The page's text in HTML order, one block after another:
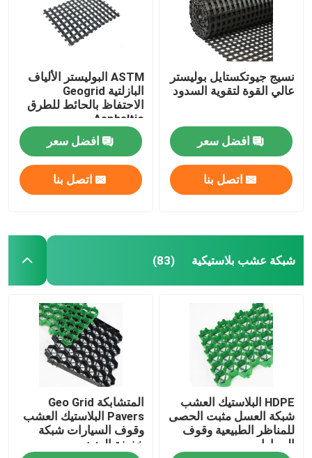
نسيج جيوتكستايل بوليستر
عالي القوة لتقوية السدود
افضل سعر
اتصل بنا
ASTM البوليستر الألياف
البازلتية Geogrid
الاحتفاظ بالحائط للطرق
Aspheltic
افضل سعر
اتصل بنا
شبكة عشب بلاستيكية (83)
HDPE البلاستيك العشب
شبكة العسل مثبت الحصى
للمناظر الطبيعية وقوف
السيارات
المتشابكة Geo Grid
Pavers البلاستيك العشب
وقوف السيارات شبكة
خفيفة الوزن